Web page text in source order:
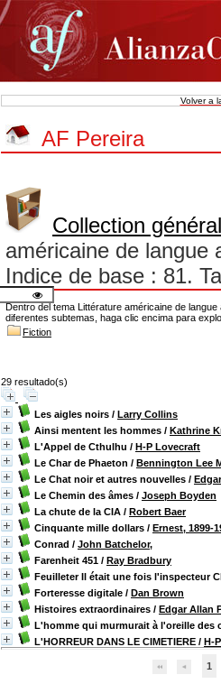
Volver a
AF Pereira
Collection
américaine de langue
Indice de base : 81.
Dentro del tema Littérature américaine de
diferentes subtemas, haga clic encima para
Fiction
29 resultado(s)
Les aigles noirs / Larry Collins
Ainsi mentent les hommes / Kathrine
L'Appel de Cthulhu / H-P Lovecraft
Le Char de Phaeton / Bennington Lee
Le Chat noir et autres nouvelles /
Le Chemin des âmes / Joseph Boyden
La chute de la CIA / Robert Baer
Cinquante mille dollars / Ernest, 1899-
Conrad / John Batchelor,
Farenheit 451 / Ray Bradbury
Feuilleter Il était une fois l'inspecteur
Forteresse digitale / Dan Brown
Histoires extraordinaires / Edgar Allan
L'homme qui murmurait à l'oreille des
L'HORREUR DANS LE CIMETIERE / H-
1